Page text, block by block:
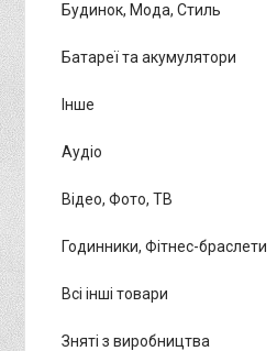
Будинок, Мода, Стиль
Батареї та акумулятори
Інше
Аудіо
Відео, Фото, ТВ
Годинники, Фітнес-браслети
Всі інші товари
Зняті з виробництва